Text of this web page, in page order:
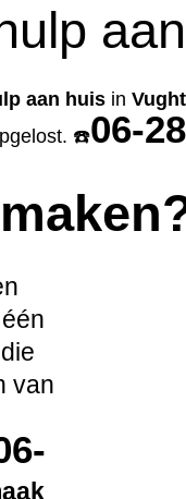
aan huis in Vught
☎️06-
van